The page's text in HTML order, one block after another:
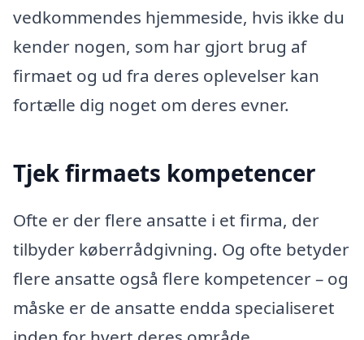
vedkommendes hjemmeside, hvis ikke du
kender nogen, som har gjort brug af
firmaet og ud fra deres oplevelser kan
fortælle dig noget om deres evner.
Tjek firmaets kompetencer
Ofte er der flere ansatte i et firma, der
tilbyder køberrådgivning. Og ofte betyder
flere ansatte også flere kompetencer – og
måske er de ansatte endda specialiseret